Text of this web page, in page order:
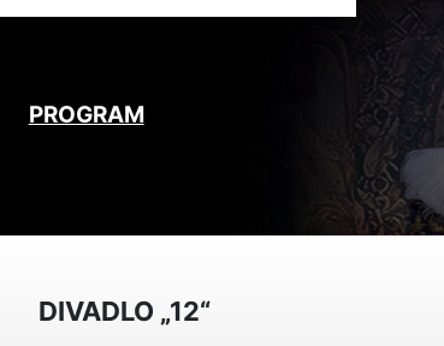
PROGRAM
DIVADLO „12“